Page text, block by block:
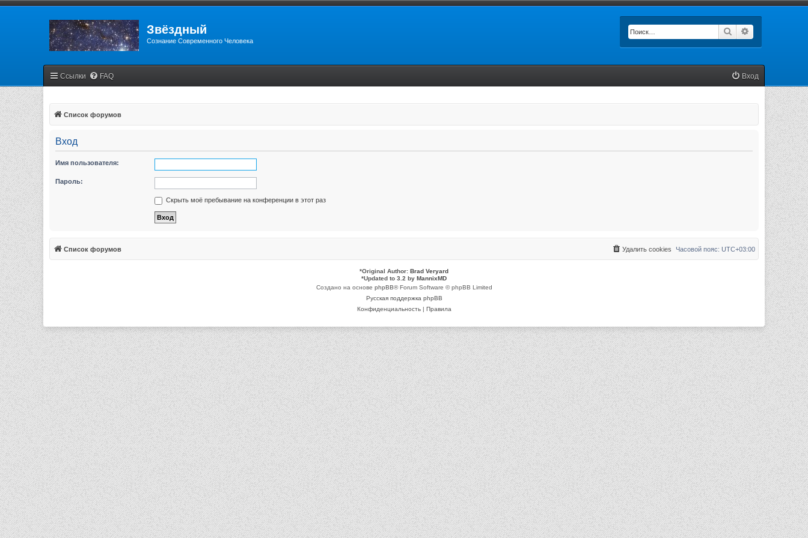
Звёздный
Сознание Современного Человека
Поиск
Ссылки FAQ Вход
Список форумов
Вход
Имя пользователя:
Пароль:
Скрыть моё пребывание на конференции в этот раз
Список форумов Часовой пояс: UTC+03:00
Удалить cookies
*Original Author: Brad Veryard
*Updated to 3.2 by MannixMD
Создано на основе phpBB® Forum Software © phpBB Limited
Русская поддержка phpBB
Конфиденциальность| Правила